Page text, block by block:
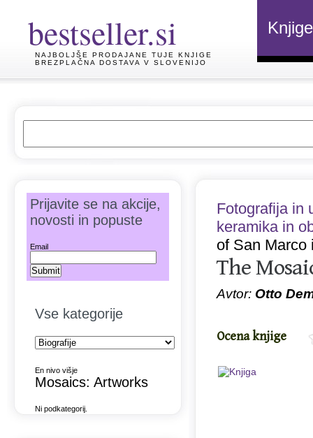
bestseller.si
NAJBOLJŠE PRODAJANE TUJE KNJIGE
BREZPLAČNA DOSTAVA V SLOVENIJO
Knjige
Fotografija in
keramika in
of San Marco
The
Avtor: Otto
Ocena knjige
Prijavite se na akcije,
novosti in popuste
Email
Vse kategorije
En nivo višje
Mosaics: Artworks
Ni podkategorij.